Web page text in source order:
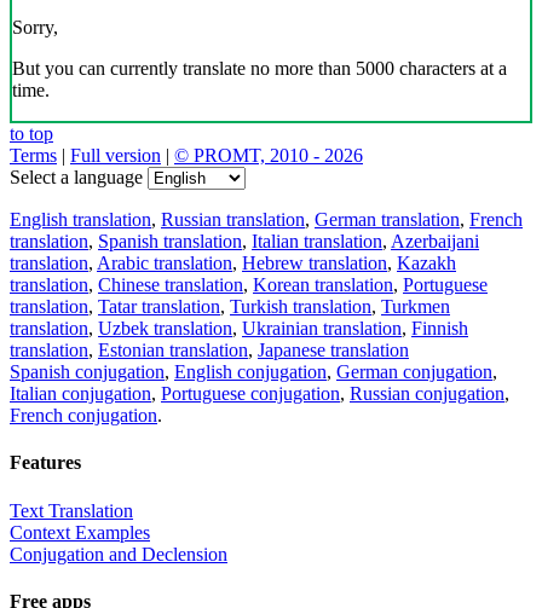
Sorry,
But you can currently translate no more than 5000 characters at a
time.
to top
Terms | Full version | © PROMT, 2010 - 2026
Select a language
English translation, Russian translation, German translation, French
translation, Spanish translation, Italian translation, Azerbaijani
translation, Arabic translation, Hebrew translation, Kazakh
translation, Chinese translation, Korean translation, Portuguese
translation, Tatar translation, Turkish translation, Turkmen
translation, Uzbek translation, Ukrainian translation, Finnish
translation, Estonian translation, Japanese translation
Spanish conjugation, English conjugation, German conjugation,
Italian conjugation, Portuguese conjugation, Russian conjugation,
French conjugation.
Features
Text Translation
Context Examples
Conjugation and Declension
Free apps